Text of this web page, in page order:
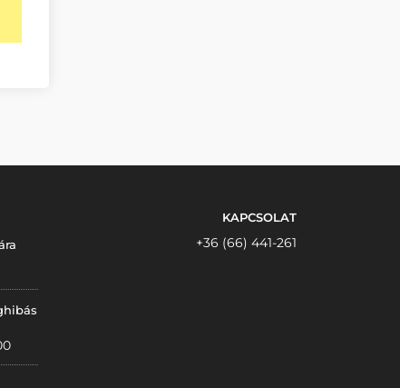
KAPCSOLAT
+36 (66) 441-261